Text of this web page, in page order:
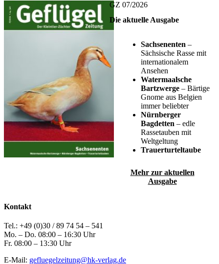
GZ 07/2026
Die aktuelle Ausgabe
Sachsenenten –
Sächsische Rasse mit
internationalem
Ansehen
Watermaalsche
Bartzwerge – Bärtige
Gnome aus Belgien
immer beliebter
Nürnberger
Bagdetten – edle
Rassetauben mit
Weltgeltung
Trauerturteltaube
Mehr zur aktuellen
Ausgabe
Kontakt
Tel.: +49 (0)30 / 89 74 54 – 541
Mo. – Do. 08:00 – 16:30 Uhr
Fr. 08:00 – 13:30 Uhr
E-Mail: gefluegelzeitung@hk-verlag.de